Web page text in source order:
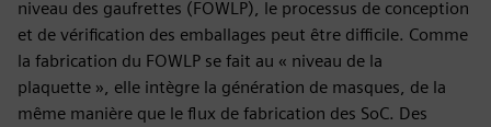
niveau des gaufrettes (FOWLP), le processus de conception
et de vérification des emballages peut être difficile. Comme
la fabrication du FOWLP se fait au « niveau de la
plaquette », elle intègre la génération de masques, de la
même manière que le flux de fabrication des SoC. Des